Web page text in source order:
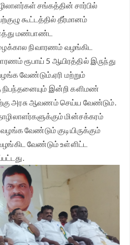
சங்கத்தின் சார்பில்
கூட்டத்தில் தீர்மானம்
மண்பாண்ட
நிவாரணம் வழங்கிட
ரூபாய் 5 ஆயிரத்தில் இருந்து
வேண்டும்.ஏரி மற்றும்
நிபந்தனையும் இன்றி களிமண்
அரசு ஆவணம் செய்ய வேண்டும்.
மின்சக்கரம்
வேண்டும் குடியிருக்கும்
வேண்டும் உள்ளிட்ட